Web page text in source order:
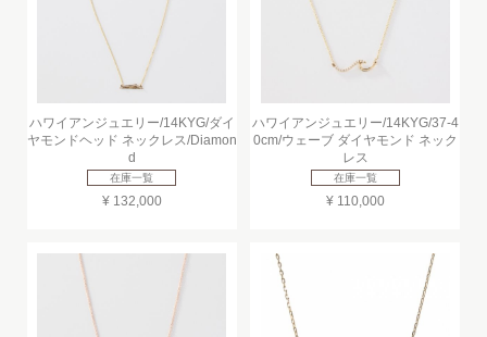
ハワイアンジュエリー/14KYG/ダイ
ヤモンドヘッド ネックレス/Diamon
d
在庫一覧
¥ 132,000
ハワイアンジュエリー/14KYG/37-4
0cm/ウェーブ ダイヤモンド ネック
レス
在庫一覧
¥ 110,000